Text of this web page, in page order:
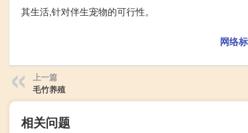
其生活,针对伴生宠物的可行性。
网络
上一篇
毛竹养殖
相关问题